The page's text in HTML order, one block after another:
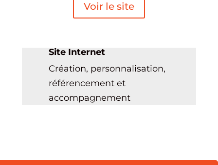
Voir le site
Site Internet
Création, personnalisation,
référencement et
accompagnement